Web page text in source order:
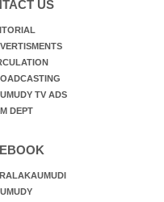
US
TV ADS
DEPT